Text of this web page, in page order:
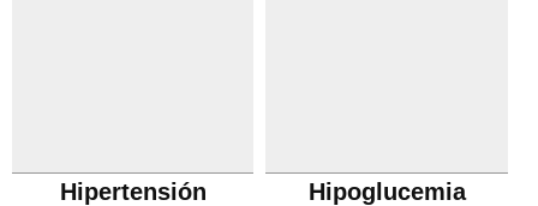
Hipertensión Hipoglucemia